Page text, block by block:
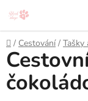
na
obsah
Domů
/ Cestování / Tašky